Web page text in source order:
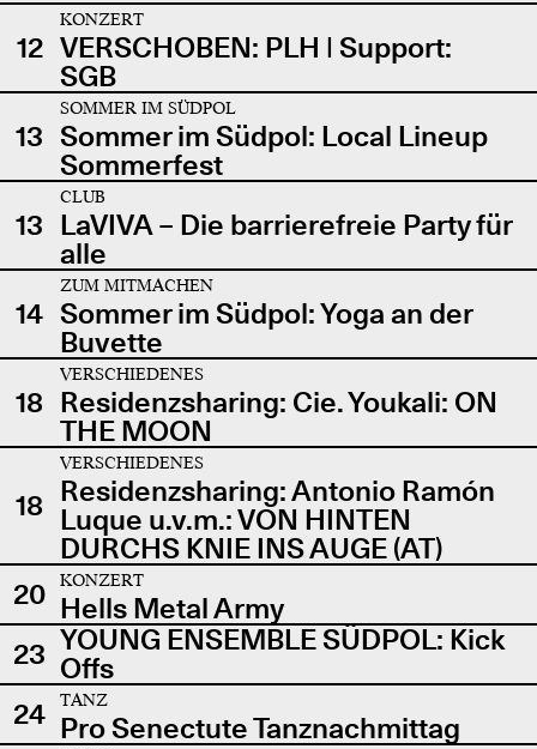
12
KONZERT
VERSCHOBEN: PLH | Support:
SGB
13
SOMMER IM SÜDPOL
Sommer im Südpol: Local Lineup
Sommerfest
13
CLUB
LaVIVA – Die barrierefreie Party für
alle
14
ZUM MITMACHEN
Sommer im Südpol: Yoga an der
Buvette
18
VERSCHIEDENES
Residenzsharing: Cie. Youkali: ON
THE MOON
18
VERSCHIEDENES
Residenzsharing: Antonio Ramón
Luque u.v.m.: VON HINTEN
DURCHS KNIE INS AUGE (AT)
20
KONZERT
Hells Metal Army
23 YOUNG ENSEMBLE SÜDPOL: Kick
Offs
24
TANZ
Pro Senectute Tanznachmittag